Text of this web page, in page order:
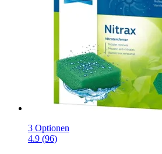
3 Optionen
4.9 (96)